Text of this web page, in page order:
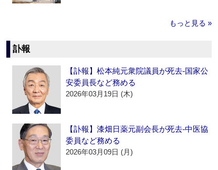
もっと見る »
訃報
【訃報】松本純元衆院議員が死去‐国家公
安委員長など務める
2026年03月19日 (木)
【訃報】漆畑日薬元副会長が死去‐中医協
委員など務める
2026年03月09日 (月)